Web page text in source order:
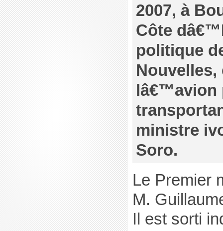
2007, à
Côte
politique
Nouvelles,
lâ€™avion
ministre
Soro.
Le Premier
M.
Il est sorti